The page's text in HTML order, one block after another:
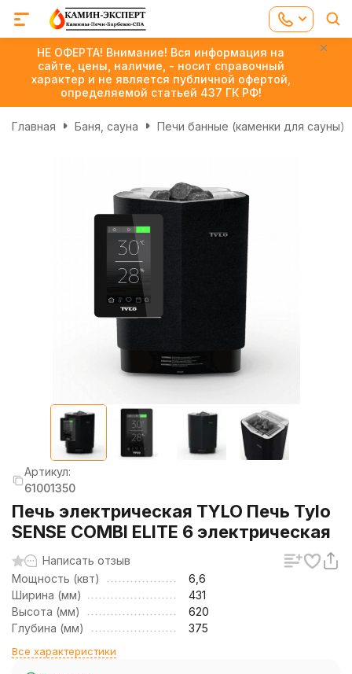
НЕ ОФЕРТА! Внимание! Вся информация на
сайте, цены, наличие, - носит справочный
характер и не является публичной офертой,
определяемой статьей 437 ГК РФ!
Главная Баня, сауна Печи банные (каменки для сауны)
Артикул:
61001350
Печь электрическая TYLO Печь Tylo
SENSE COMBI ELITE 6 электрическая
Написать отзыв
Мощность (квт)
6,6
Ширина (мм)
431
Высота (мм)
620
Глубина (мм)
375
Все характеристики